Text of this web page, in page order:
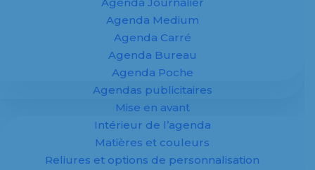
Agenda Medium
Agenda Carré
Agenda Bureau
Agenda Poche
Agendas publicitaires
Mise en avant
Intérieur de l’agenda
Matières et couleurs
Reliures et options de personnalisation
personnalisés
2027 pour
entreprises,
fabricant sur
mesure